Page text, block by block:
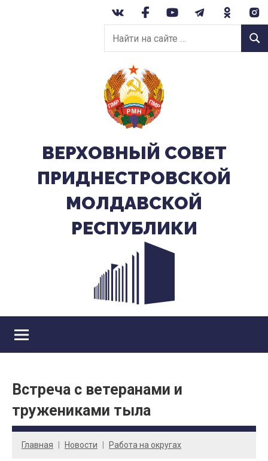
Найти
на
сайте:
ВЕРХОВНЫЙ CОВЕТ
ПРИДНЕСТРОВСКОЙ
МОЛДАВСКОЙ
РЕСПУБЛИКИ
Встреча с ветеранами и
тружениками тыла
Главная Новости Работа на округах